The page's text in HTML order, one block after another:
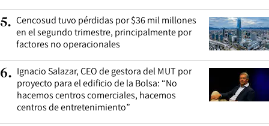
5. Cencosud tuvo pérdidas por $36 mil millones
en el segundo trimestre, principalmente por
factores no operacionales
6. Ignacio Salazar, CEO de gestora del MUT por
proyecto para el edificio de la Bolsa: “No
hacemos centros comerciales, hacemos
centros de entretenimiento”